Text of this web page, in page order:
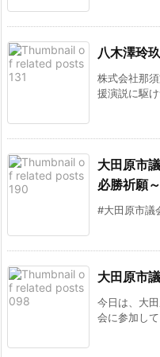
八木澤玲
株式会社那
援演説に駆
大田原市
必勝祈願
#大田原市議
大田原市
今日は、大
会に参加し